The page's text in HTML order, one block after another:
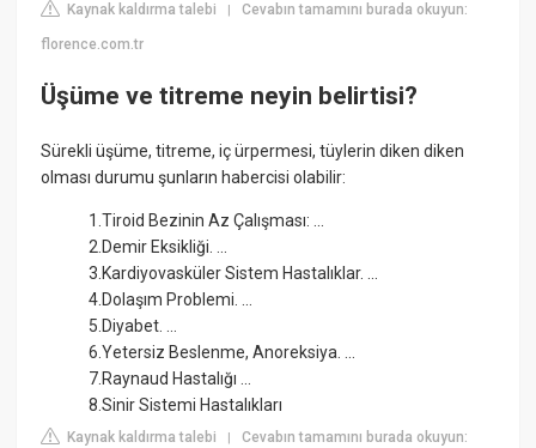
Kaynak kaldırma talebi |Cevabın tamamını burada okuyun:
florence.com.tr
Üşüme ve titreme neyin belirtisi?
Sürekli üşüme, titreme, iç ürpermesi, tüylerin diken diken
olması durumu şunların habercisi olabilir:
1.Tiroid Bezinin Az Çalışması: ...
2.Demir Eksikliği. ...
3.Kardiyovasküler Sistem Hastalıklar. ...
4.Dolaşım Problemi. ...
5.Diyabet. ...
6.Yetersiz Beslenme, Anoreksiya. ...
7.Raynaud Hastalığı ...
8.Sinir Sistemi Hastalıkları
Kaynak kaldırma talebi |Cevabın tamamını burada okuyun: